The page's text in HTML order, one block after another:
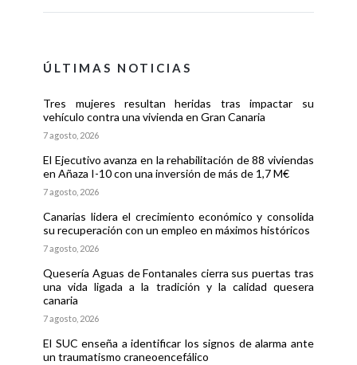
ÚLTIMAS NOTICIAS
Tres mujeres resultan heridas tras impactar su
vehículo contra una vivienda en Gran Canaria
7 agosto, 2026
El Ejecutivo avanza en la rehabilitación de 88 viviendas
en Añaza I-10 con una inversión de más de 1,7 M€
7 agosto, 2026
Canarias lidera el crecimiento económico y consolida
su recuperación con un empleo en máximos históricos
7 agosto, 2026
Quesería Aguas de Fontanales cierra sus puertas tras
una vida ligada a la tradición y la calidad quesera
canaria
7 agosto, 2026
El SUC enseña a identificar los signos de alarma ante
un traumatismo craneoencefálico